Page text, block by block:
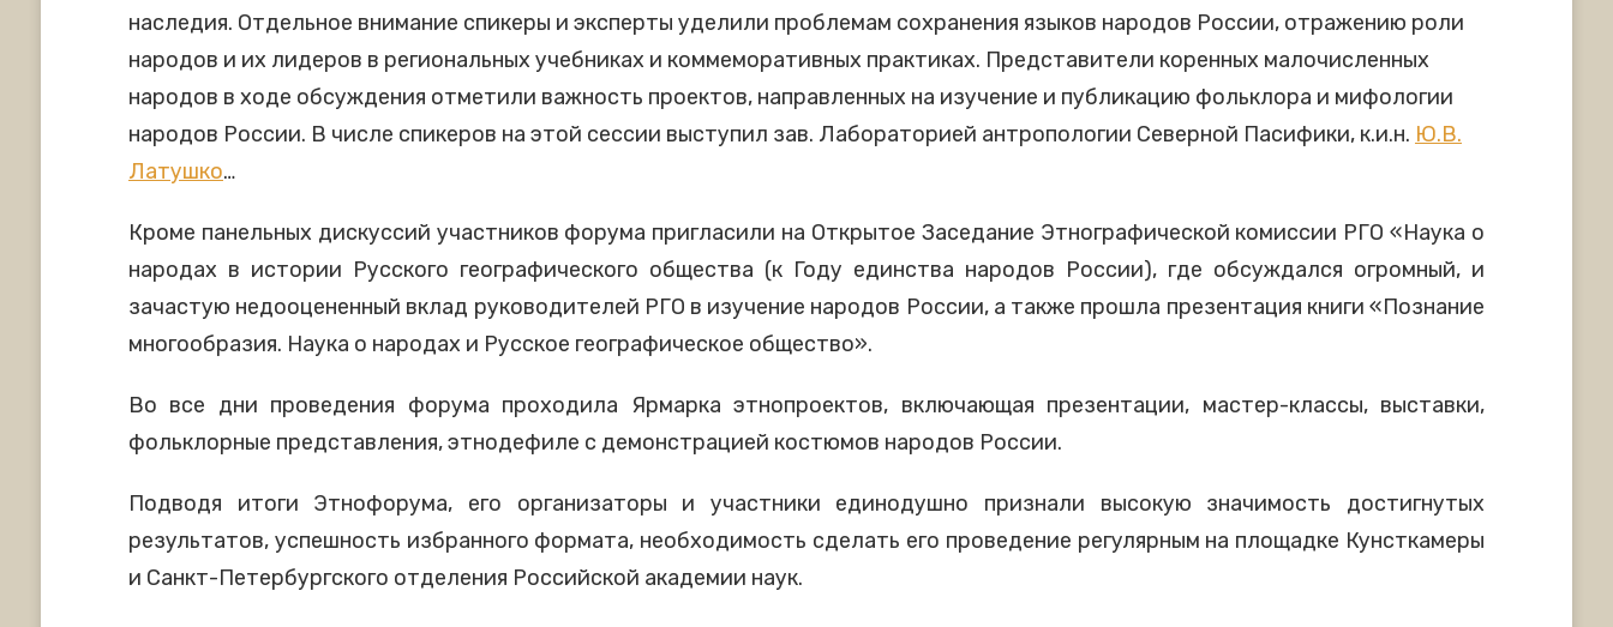
наследия. Отдельное внимание спикеры и эксперты уделили проблемам сохранения языков народов России, отражению роли
народов и их лидеров в региональных учебниках и коммеморативных практиках. Представители коренных малочисленных
народов в ходе обсуждения отметили важность проектов, направленных на изучение и публикацию фольклора и мифологии
народов России. В числе спикеров на этой сессии выступил зав. Лабораторией антропологии Северной Пасифики, к.и.н. Ю.В.
Латушко…
Кроме панельных дискуссий участников форума пригласили на Открытое Заседание Этнографической комиссии РГО «Наука о
народах в истории Русского географического общества (к Году единства народов России), где обсуждался огромный, и
зачастую недооцененный вклад руководителей РГО в изучение народов России, а также прошла презентация книги «Познание
многообразия. Наука о народах и Русское географическое общество».
Во все дни проведения форума проходила Ярмарка этнопроектов, включающая презентации, мастер-классы, выставки,
фольклорные представления, этнодефиле с демонстрацией костюмов народов России.
Подводя итоги Этнофорума, его организаторы и участники единодушно признали высокую значимость достигнутых
результатов, успешность избранного формата, необходимость сделать его проведение регулярным на площадке Кунсткамеры
и Санкт-Петербургского отделения Российской академии наук.